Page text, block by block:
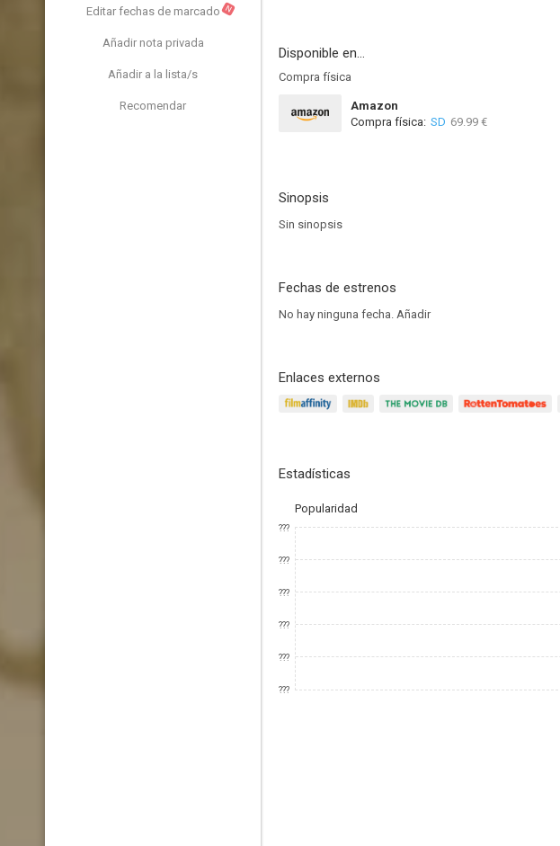
Editar fechas de marcado N
Añadir nota privada
Añadir a la lista/s
Recomendar
Disponible en...
Compra física
Amazon
Compra física: SD 69.99 €
Sinopsis
Sin sinopsis
Fechas de estrenos
No hay ninguna fecha. Añadir
Enlaces externos
Estadísticas
Popularidad
???
???
???
???
???
???